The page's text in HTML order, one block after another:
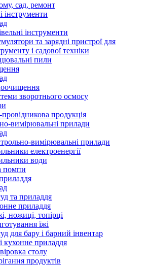
сад, ремонт
інструменти
інструменти
та зарядні пристрої для
і садової техніки
пили
зворотнього осмосу
продукція
вимірювальні прилади
вимірювальні прилади
електроенергії
води
помпи
та приладдя
приладдя
ножиці, топірці
їжі
для бару і барний інвентар
кухонне приладдя
столу
продуктів